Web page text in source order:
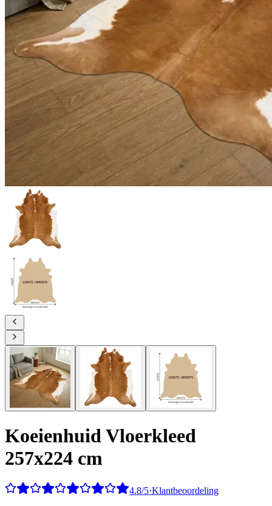
Koeienhuid Vloerkleed
257x224 cm
4.8/5·Klantbeoordeling